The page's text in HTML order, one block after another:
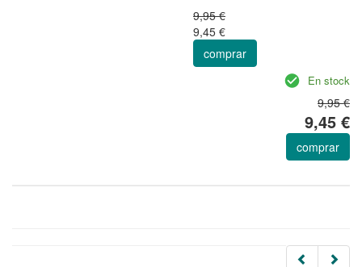
9,95 €
9,45 €
comprar
En stock
9,95 €
9,45 €
comprar